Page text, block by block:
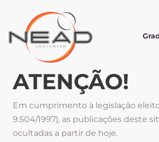
ATENÇÃO!
Em cumprimento à legislação
9.504/1997), as publicações deste
ocultadas a partir de hoje.